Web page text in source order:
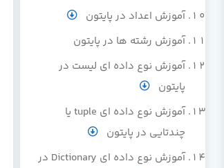
آموزش اعداد در پایتون
آموزش رشته ها در پایتون
آموزش نوع داده ای لیست در
پایتون
آموزش نوع داده ای tuple یا
چندتایی در پایتون
آموزش نوع داده ای Dictionary در